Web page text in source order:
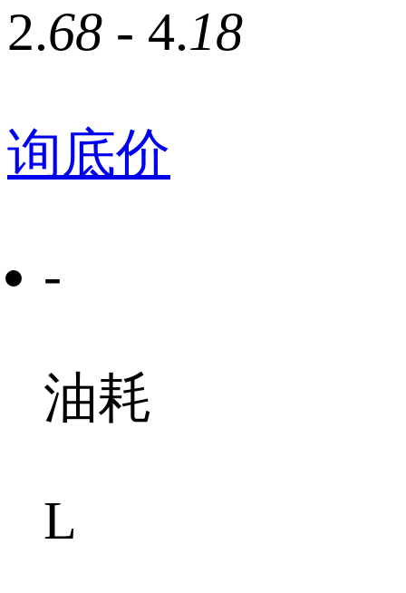
2.68 - 4.18
询底价
-
油耗
L